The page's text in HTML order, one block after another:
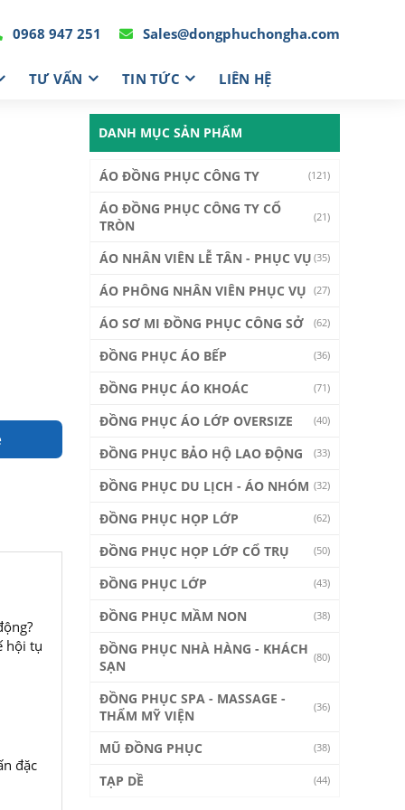
0968 947 251 Sales@dongphuchongha.com
TƯ VẤN TIN TỨC LIÊN HỆ
hội tụ
đặc
DANH MỤC SẢN PHẨM
ÁO ĐỒNG PHỤC CÔNG TY (121)
ÁO ĐỒNG PHỤC CÔNG TY CỔ
TRÒN
(21)
ÁO NHÂN VIÊN LỄ TÂN - PHỤC VỤ (35)
ÁO PHÔNG NHÂN VIÊN PHỤC VỤ (27)
ÁO SƠ MI ĐỒNG PHỤC CÔNG SỞ (62)
ĐỒNG PHỤC ÁO BẾP (36)
ĐỒNG PHỤC ÁO KHOÁC (71)
ĐỒNG PHỤC ÁO LỚP OVERSIZE (40)
ĐỒNG PHỤC BẢO HỘ LAO ĐỘNG (33)
ĐỒNG PHỤC DU LỊCH - ÁO NHÓM (32)
ĐỒNG PHỤC HỌP LỚP (62)
ĐỒNG PHỤC HỌP LỚP CỔ TRỤ (50)
ĐỒNG PHỤC LỚP (43)
ĐỒNG PHỤC MẦM NON (38)
ĐỒNG PHỤC NHÀ HÀNG - KHÁCH
SẠN
(80)
ĐỒNG PHỤC SPA - MASSAGE -
THẨM MỸ VIỆN
(36)
MŨ ĐỒNG PHỤC (38)
TẠP DỀ (44)